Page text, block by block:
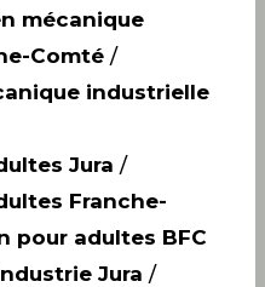
mécanique
Comté /
industrielle
Jura /
Franche-
pour adultes BFC
Jura /